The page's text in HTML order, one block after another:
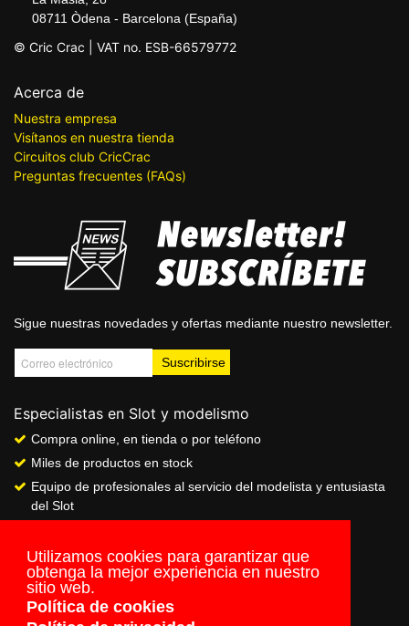
Utilizamos cookies para garantizar que
obtenga la mejor experiencia en nuestro
sitio web.
Política de cookies
08711 Òdena - Barcelona (España)
© Cric Crac | VAT no. ESB-66579772
Acerca de
Nuestra empresa
Visítanos en nuestra tienda
Circuitos club CricCrac
Preguntas frecuentes (FAQs)
Sigue nuestras novedades y ofertas mediante nuestro newsletter.
Especialistas en Slot y modelismo
Compra online, en tienda o por teléfono
Miles de productos en stock
Equipo de profesionales al servicio del modelista y entusiasta
del Slot
Servicio de pago seguro online
Envios a todo el mundo